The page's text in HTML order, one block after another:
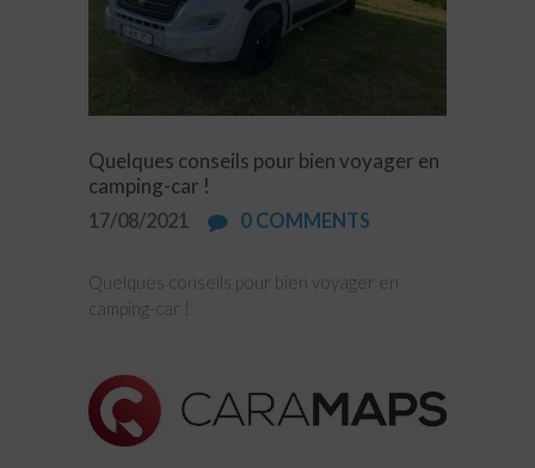
Quelques conseils pour bien voyager en
camping-car !
17/08/2021 0 COMMENTS
Quelques conseils pour bien voyager en
camping-car !